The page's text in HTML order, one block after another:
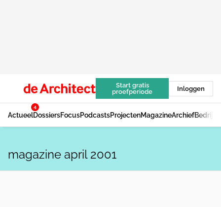
Start gratis
proefperiode
Inloggen
Actueel
4
DossiersFocusPodcastsProjectenMagazineArchief
magazine april 2001